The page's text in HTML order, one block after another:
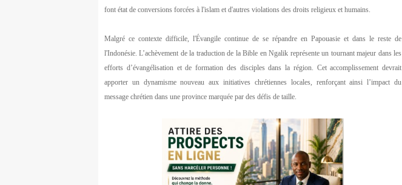
font état de conversions forcées à l'islam et d'autres violations des droits religieux et humains.
Malgré ce contexte difficile, l'Évangile continue de se répandre en Papouasie et dans le reste de
l'Indonésie. L’achèvement de la traduction de la Bible en Ngalik représente un tournant majeur dans les
efforts d’évangélisation et de formation des disciples dans la région. Cet accomplissement devrait
apporter un dynamisme nouveau aux initiatives chrétiennes locales, renforçant ainsi l’impact du
message chrétien dans une province marquée par des défis de taille.